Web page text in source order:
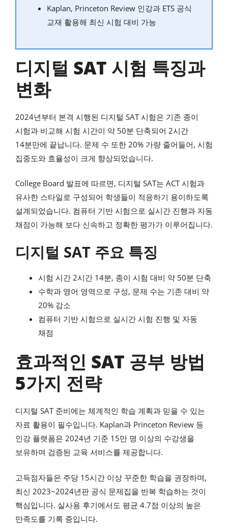
Kaplan, Princeton Review 인강과 ETS 공식
교재 활용해 최신 시험 대비 가능
디지털 SAT 시험 특징과
변화
2024년부터 본격 시행된 디지털 SAT 시험은 기존 종이
시험과 비교해 시험 시간이 약 50분 단축되어 2시간
14분만에 끝납니다. 문제 수 또한 20% 가량 줄어들어, 시험
집중도와 효율성이 크게 향상되었습니다.
College Board 발표에 따르면, 디지털 SAT는 ACT 시험과
유사한 스타일로 구성되어 학생들이 적응하기 용이하도록
설계되었습니다. 컴퓨터 기반 시험으로 실시간 진행과 자동
채점이 가능해 보다 신속하고 정확한 평가가 이루어집니다.
디지털 SAT 주요 특징
시험 시간 2시간 14분, 종이 시험 대비 약 50분 단축
수학과 영어 영역으로 구성, 문제 수는 기존 대비 약
20% 감소
컴퓨터 기반 시험으로 실시간 시험 진행 및 자동
채점
효과적인 SAT 공부 방법
5가지 전략
디지털 SAT 준비에는 체계적인 학습 계획과 믿을 수 있는
자료 활용이 필수입니다. Kaplan과 Princeton Review 등
인강 플랫폼은 2024년 기준 15만 명 이상의 수강생을
보유하며 검증된 교육 서비스를 제공합니다.
고득점자들은 주당 15시간 이상 꾸준한 학습을 권장하며,
최신 2023~2024년판 공식 문제집을 반복 학습하는 것이
핵심입니다. 실사용 후기에서도 평균 4.7점 이상의 높은
만족도를 기록 중입니다.